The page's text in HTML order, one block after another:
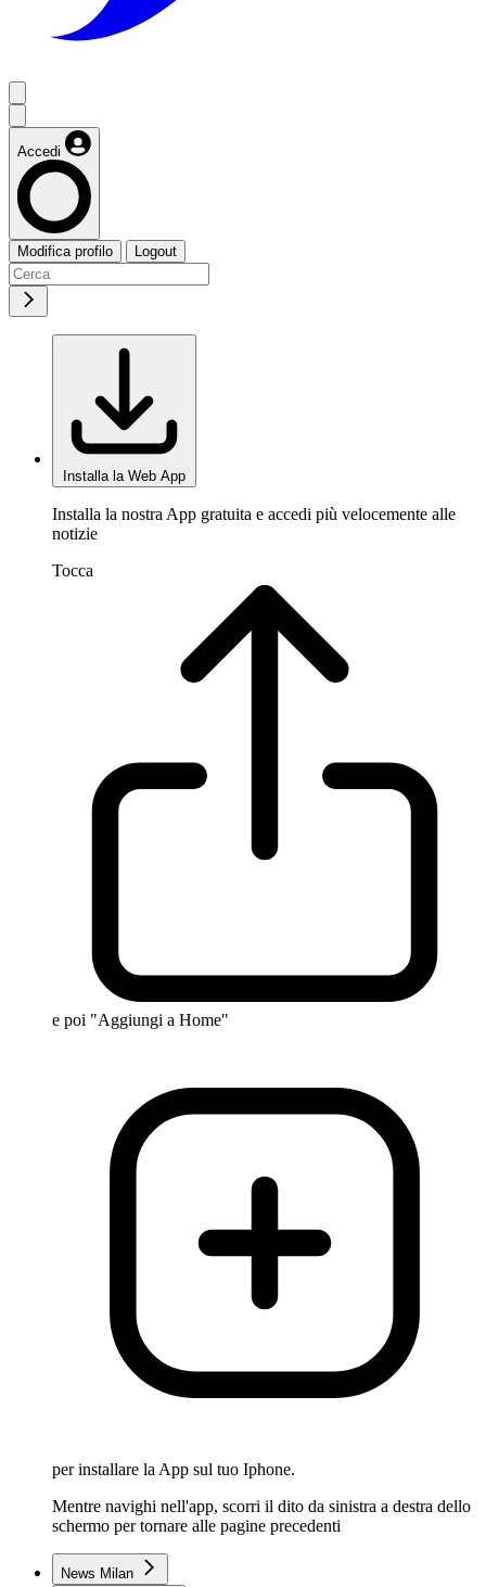
Accedi
Modifica profilo Logout
Installa la Web App
Installa la nostra App gratuita e accedi più velocemente alle
notizie
Tocca
e poi "Aggiungi a Home"
per installare la App sul tuo Iphone.
Mentre navighi nell'app, scorri il dito da sinistra a destra dello
schermo per tornare alle pagine precedenti
News Milan